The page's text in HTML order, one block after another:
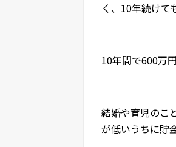
く、10年続けて
10年間で600万
結婚や育児のこ
が低いうちに貯